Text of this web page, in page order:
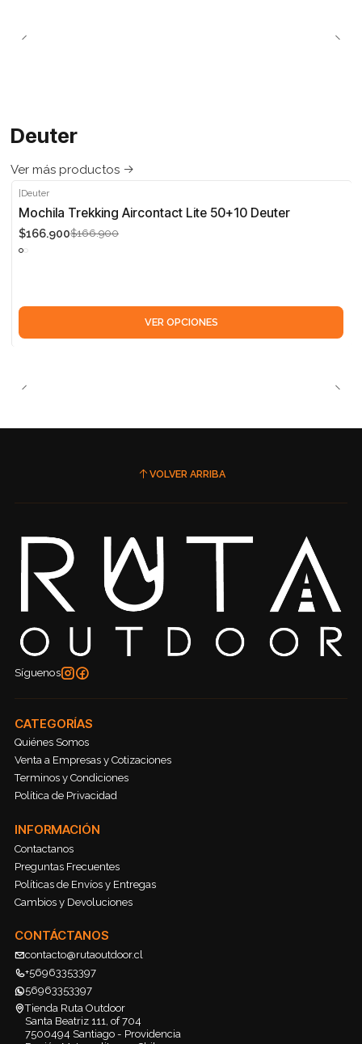
Deuter
Ver más productos
-5%
Deuter
Mochila Trekking Aircontact Lite 50+10 Deuter
$166.900$166.900
VER OPCIONES
VOLVER ARRIBA
Síguenos
CATEGORÍAS
Quiénes Somos
Venta a Empresas y Cotizaciones
Terminos y Condiciones
Política de Privacidad
INFORMACIÓN
Contactanos
Preguntas Frecuentes
Políticas de Envíos y Entregas
Cambios y Devoluciones
CONTÁCTANOS
contacto@rutaoutdoor.cl
+56963353397
56963353397
Tienda Ruta Outdoor
Santa Beatriz 111, of 704
7500494 Santiago - Providencia